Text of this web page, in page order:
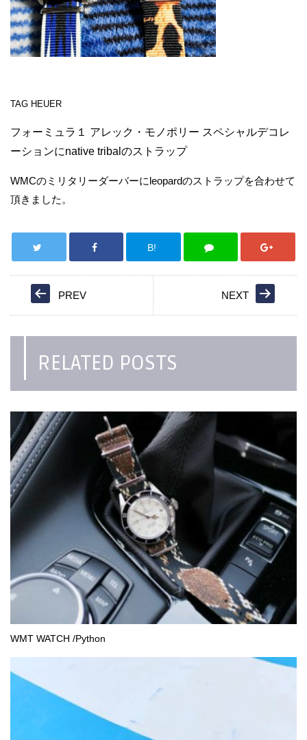
TAG HEUER
フォーミュラ１ アレック・モノポリー スペシャルデコレ
ーションにnative tribalのストラップ
WMCのミリタリーダーバーにleopardのストラップを合わせて
頂きました。
B!
PREV NEXT
RELATED POSTS
WMT WATCH /Python